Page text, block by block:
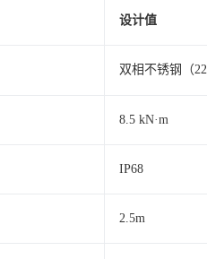
设计值
双相不锈钢（
8.5 kN·m
IP68
2.5m